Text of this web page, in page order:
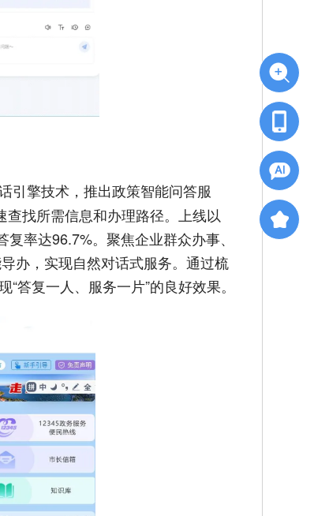
引擎技术，推出政策智能问答服
查找所需信息和办理路径。上线以
率达96.7%。聚焦企业群众办事、
办，实现自然对话式服务。通过梳
复一人、服务一片”的良好效果。